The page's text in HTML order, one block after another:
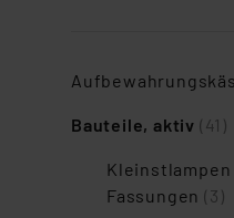
Bauteile, aktiv (41)
Kleinstlampen
Fassungen(3)